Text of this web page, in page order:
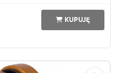
KUPUJĘ